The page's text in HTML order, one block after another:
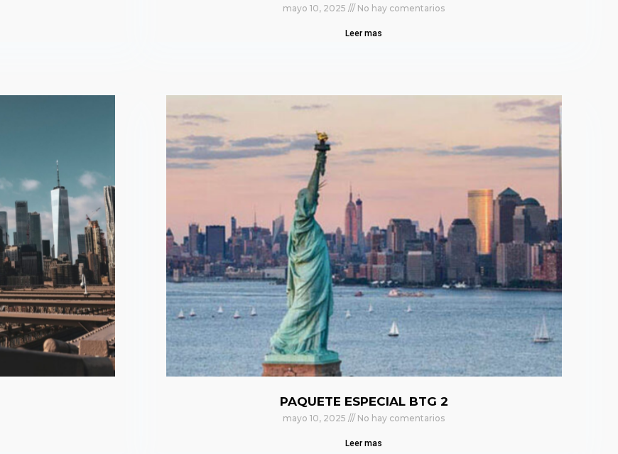
mayo 10, 2025 No hay comentarios
Leer mas
PAQUETE ESPECIAL BTG 2
mayo 10, 2025 No hay comentarios
Leer mas